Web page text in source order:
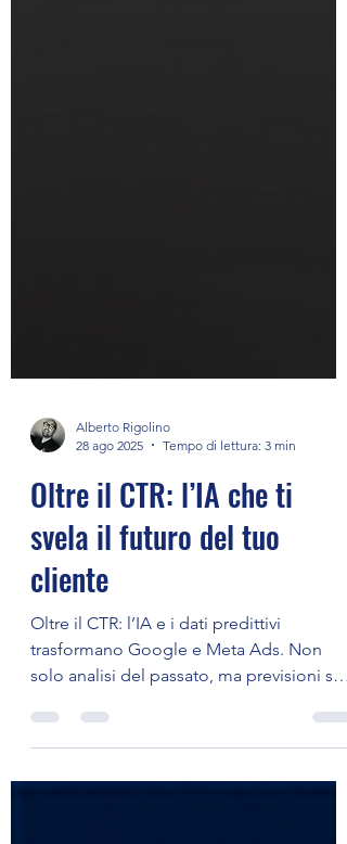
Alberto Rigolino
28 ago 2025
Tempo di lettura: 3 min
Oltre il CTR: l’IA che ti
svela il futuro del tuo
cliente
Oltre il CTR: l’IA e i dati predittivi
solo analisi del passato, ma previsioni sul
futuro dei tuoi clienti.